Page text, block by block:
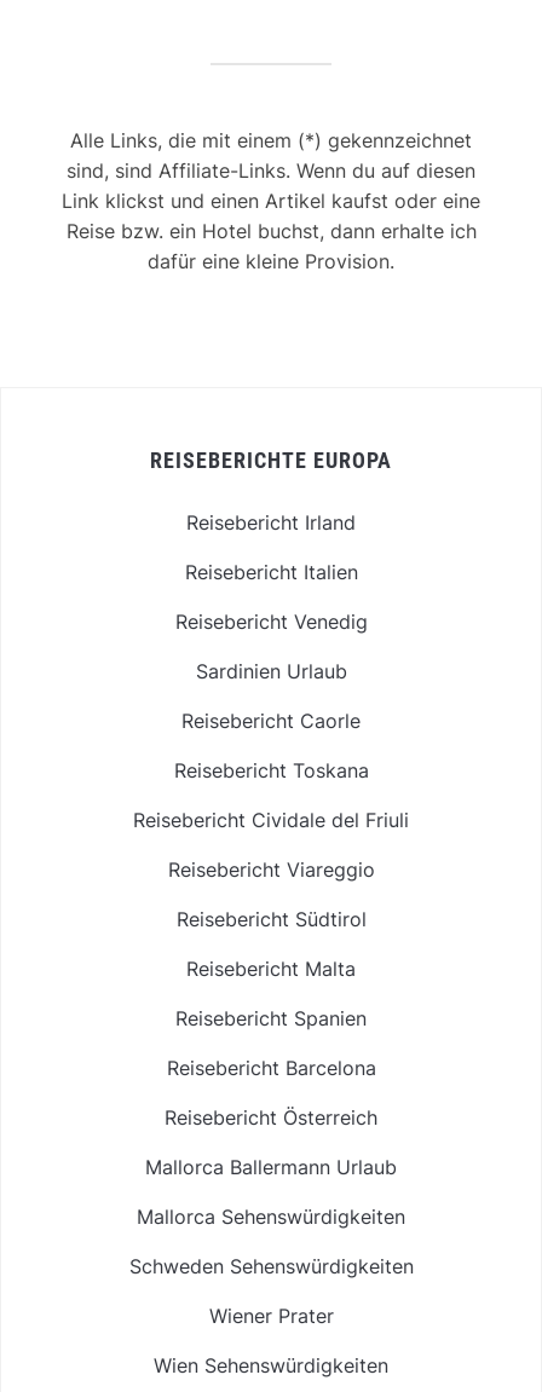
Alle Links, die mit einem (*) gekennzeichnet
sind, sind Affiliate-Links. Wenn du auf diesen
Link klickst und einen Artikel kaufst oder eine
Reise bzw. ein Hotel buchst, dann erhalte ich
dafür eine kleine Provision.
REISEBERICHTE EUROPA
Reisebericht Irland
Reisebericht Italien
Reisebericht Venedig
Sardinien Urlaub
Reisebericht Caorle
Reisebericht Toskana
Reisebericht Cividale del Friuli
Reisebericht Viareggio
Reisebericht Südtirol
Reisebericht Malta
Reisebericht Spanien
Reisebericht Barcelona
Reisebericht Österreich
Mallorca Ballermann Urlaub
Mallorca Sehenswürdigkeiten
Schweden Sehenswürdigkeiten
Wiener Prater
Wien Sehenswürdigkeiten